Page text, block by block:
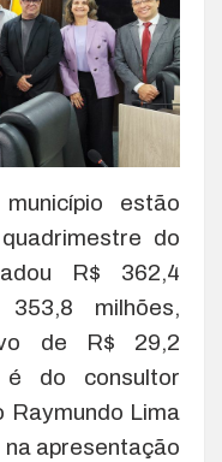
estão
do
R$ 362,4
milhões,
de R$ 29,2
é do consultor
Raymundo Lima
apresentação